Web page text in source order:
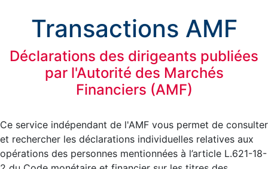
Transactions AMF
Déclarations des dirigeants publiées
par l'Autorité des Marchés
Financiers (AMF)
Ce service indépendant de l'AMF vous permet de consulter
et rechercher les déclarations individuelles relatives aux
opérations des personnes mentionnées à l’article L.621-18-